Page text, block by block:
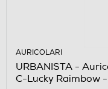
AURICOLARI
URBANISTA -
C-Lucky Raimbow